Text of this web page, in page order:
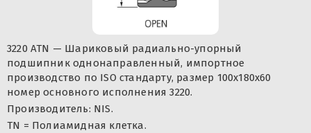
3220 ATN — Шариковый радиально-упорный
подшипник однонаправленный, импортное
производство по ISO стандарту, размер 100x180x60
номер основного исполнения 3220.
Производитель: NIS.
TN = Полиамидная клетка.